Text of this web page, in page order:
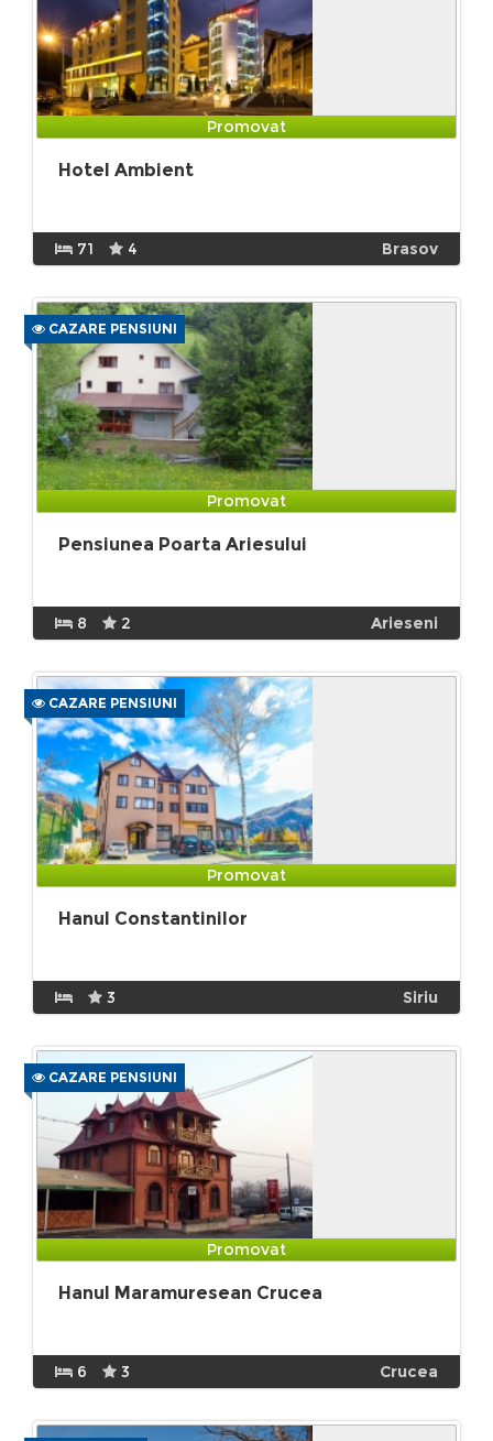
Promovat
Hotel Ambient
71 4 Brasov
CAZARE PENSIUNI
Promovat
Pensiunea Poarta Ariesului
8 2 Arieseni
CAZARE PENSIUNI
Promovat
Hanul Constantinilor
3 Siriu
CAZARE PENSIUNI
Promovat
Hanul Maramuresean Crucea
6 3 Crucea